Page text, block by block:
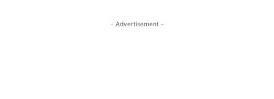
- Advertisement -